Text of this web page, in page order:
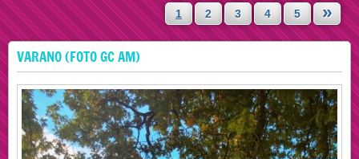
1 2 3 4 5 »
VARANO (FOTO GC AM)